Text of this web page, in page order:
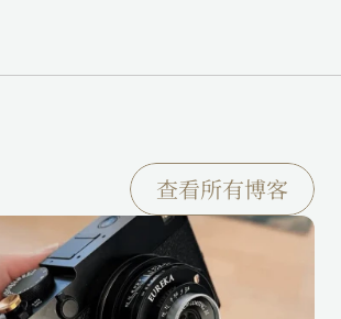
查看所有博客